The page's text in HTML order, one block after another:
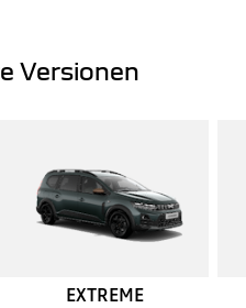
Versionen
EXTREME